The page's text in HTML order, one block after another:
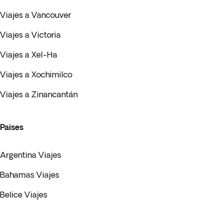
Viajes a Vancouver
Viajes a Victoria
Viajes a Xel-Ha
Viajes a Xochimilco
Viajes a Zinancantán
Paises
Argentina Viajes
Bahamas Viajes
Belice Viajes